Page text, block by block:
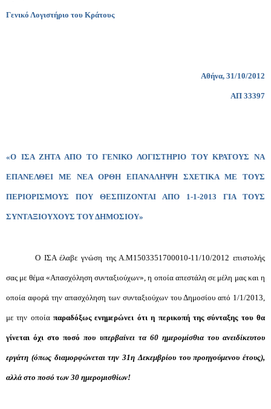
Γενικό Λογιστήριο του Κράτους
Αθήνα, 31/10/2012
ΑΠ 33397
«Ο ΙΣΑ ΖΗΤΑ ΑΠΟ ΤΟ ΓΕΝΙΚΟ ΛΟΓΙΣΤΗΡΙΟ ΤΟΥ ΚΡΑΤΟΥΣ ΝΑ
ΕΠΑΝΕΛΘΕΙ ΜΕ ΝΕΑ ΟΡΘΗ ΕΠΑΝΑΛΗΨΗ ΣΧΕΤΙΚΑ ΜΕ ΤΟΥΣ
ΠΕΡΙΟΡΙΣΜΟΥΣ ΠΟΥ ΘΕΣΠΙΖΟΝΤΑΙ ΑΠΟ 1-1-2013 ΓΙΑ ΤΟΥΣ
ΣΥΝΤΑΞΙΟΥΧΟΥΣ ΤΟΥ ΔΗΜΟΣΙΟΥ»
O ΙΣΑ έλαβε γνώση της Α.Μ1503351700010-11/10/2012 επιστολής
σας με θέμα «Απασχόληση συνταξιούχων», η οποία απεστάλη σε μέλη μας και η
οποία αφορά την απασχόληση των συνταξιούχων του Δημοσίου από 1/1/2013,
με την οποία παραδόξως ενημερώνει ότι η περικοπή της σύνταξης του θα
γίνεται όχι στο ποσόπου υπερβαίνει τα 60 ημερομίσθια του ανειδίκευτου
εργάτη (όπως διαμορφώνεται την 31η Δεκεμβρίου του προηγούμενου έτους),
αλλά στο ποσό των 30 ημερομισθίων!